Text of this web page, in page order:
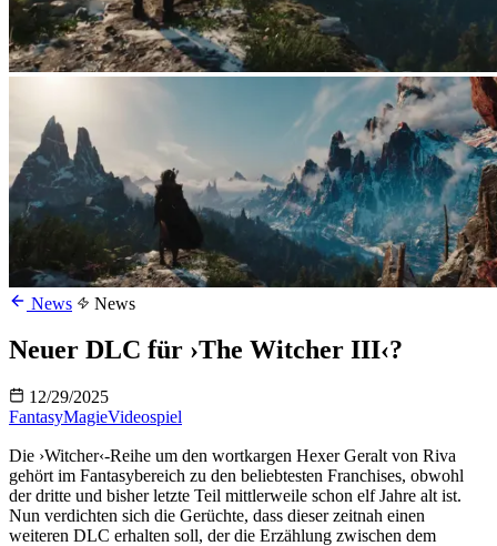
News News
Neuer DLC für ›The Witcher III‹?
12/29/2025
FantasyMagieVideospiel
Die ›Witcher‹-Reihe um den wortkargen Hexer Geralt von Riva
gehört im Fantasybereich zu den beliebtesten Franchises, obwohl
der dritte und bisher letzte Teil mittlerweile schon elf Jahre alt ist.
Nun verdichten sich die Gerüchte, dass dieser zeitnah einen
weiteren DLC erhalten soll, der die Erzählung zwischen dem